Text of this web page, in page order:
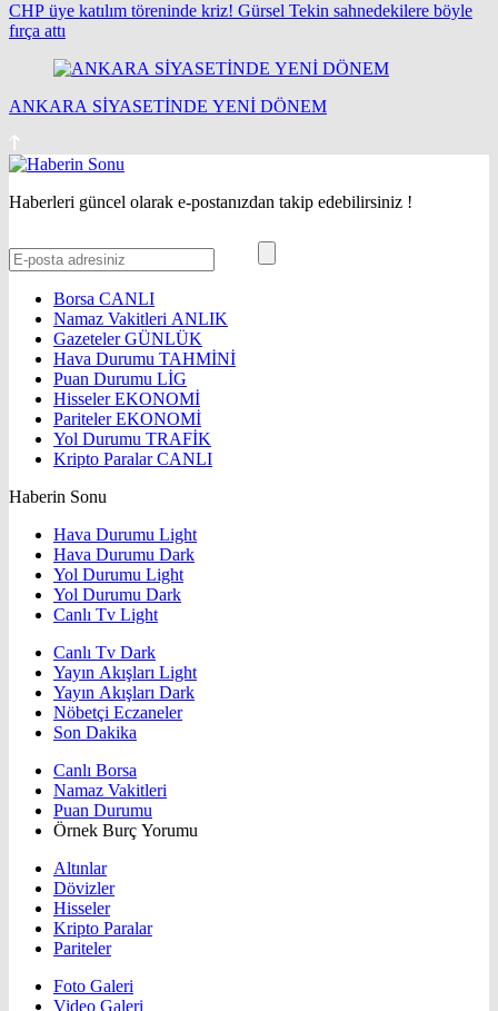
CHP üye katılım töreninde kriz! Gürsel Tekin sahnedekilere böyle
fırça attı
ANKARA SİYASETİNDE YENİ DÖNEM
Haberleri güncel olarak e-postanızdan takip edebilirsiniz !
Borsa CANLI
Namaz Vakitleri ANLIK
GazetelerGÜNLÜK
Hava Durumu TAHMİNİ
Puan Durumu LİG
HisselerEKONOMİ
ParitelerEKONOMİ
Yol Durumu TRAFİK
Kripto ParalarCANLI
Haberin Sonu
Hava Durumu Light
Hava Durumu Dark
Yol Durumu Light
Yol Durumu Dark
Canlı Tv Light
Canlı Tv Dark
Yayın Akışları Light
Yayın Akışları Dark
Nöbetçi Eczaneler
Son Dakika
Canlı Borsa
Namaz Vakitleri
Puan Durumu
Örnek Burç Yorumu
Altınlar
Dövizler
Hisseler
Kripto Paralar
Pariteler
Foto Galeri
Video Galeri